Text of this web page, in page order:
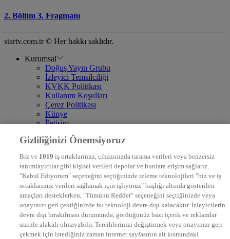
2. Bölüm 3. Fragmanı
startv.com.tr © Her hakkı saklıdır.
Kurumsal
Doğuş Yayın Grubu
İzleyici Temsilciliği
KVKK Politikası
Kullanım Koşulları
Çerez Politikası
Künye
İletişim
DYG Televizyonlar
STAR
EURO STAR
KRAL POP TV
DYG Radyolar
NTV RADYO
KRAL FM
KRAL POP
EKSEN
VOYAGE
Gizliliğinizi Önemsiyoruz
Biz ve 1019 iş ortaklarımız, cihazınızda tarama verileri veya benzersiz
tanımlayıcılar gibi kişisel verileri depolar ve bunlara erişim sağlarız.
"Kabul Ediyorum" seçeneğini seçtiğinizde izleme teknolojileri "biz ve iş
ortaklarımız verileri sağlamak için işliyoruz" başlığı altında gösterilen
amaçları desteklerken, "Tümünü Reddet" seçeneğini seçtiğinizde veya
onayınızı geri çektiğinizde bu teknoloji devre dışı kalacaktır. İzleyicilerin
devre dışı bırakılması durumunda, gördüğünüz bazı içerik ve reklamlar
sizinle alakalı olmayabilir. Tercihlerinizi değiştirmek veya onayınızı geri
çekmek için istediğiniz zaman internet sayfasının alt kısmındaki